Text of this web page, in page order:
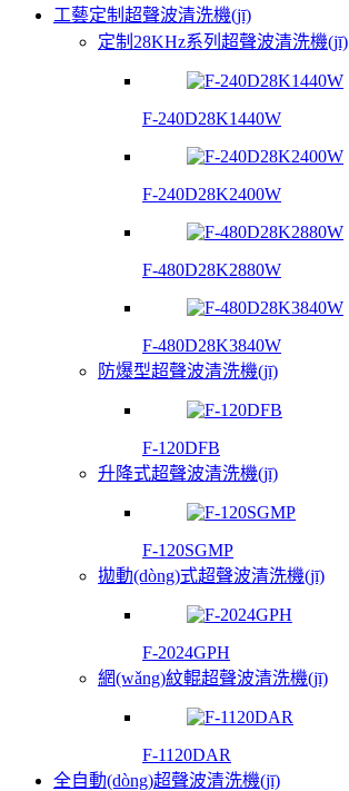
工藝定制超聲波清洗機(jī)
定制28KHz系列超聲波清洗機(jī)
F-240D28K1440W
F-240D28K2400W
F-480D28K2880W
F-480D28K3840W
防爆型超聲波清洗機(jī)
F-120DFB
升降式超聲波清洗機(jī)
F-120SGMP
拋動(dòng)式超聲波清洗機(jī)
F-2024GPH
網(wǎng)紋輥超聲波清洗機(jī)
F-1120DAR
全自動(dòng)超聲波清洗機(jī)